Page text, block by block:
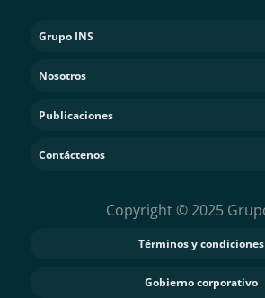
Grupo INS
Nosotros
Publicaciones
Contáctenos
Copyright © 2025
Términos y condiciones
Gobierno corporativo